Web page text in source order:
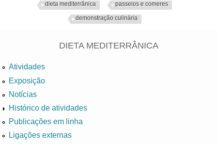
dieta mediterrânica passeios e comeres
demonstração culinária
DIETA MEDITERRÂNICA
Atividades
Exposição
Notícias
Histórico de atividades
Publicações em linha
Ligações externas